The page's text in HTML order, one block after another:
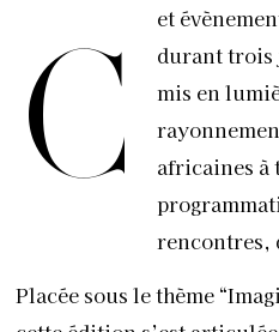
C
et
durant trois
mis en
africaines à
rencontres,
Placée sous le thème